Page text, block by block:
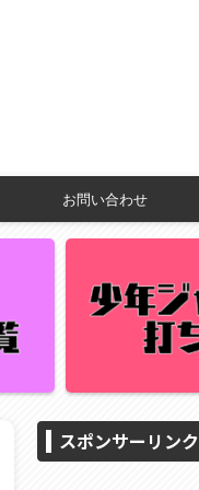
お問い合わせ
スポンサーリンク